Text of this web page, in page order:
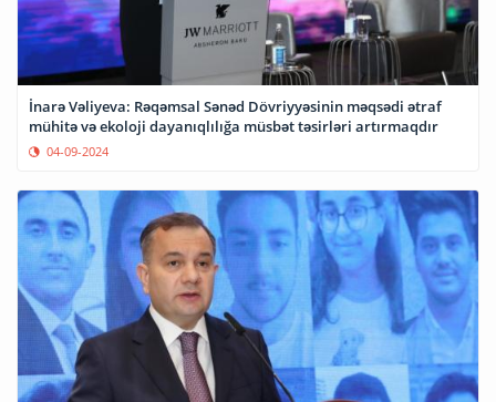
İnarə Vəliyeva: Rəqəmsal Sənəd Dövriyyəsinin məqsədi ətraf
mühitə və ekoloji dayanıqlılığa müsbət təsirləri artırmaqdır
04-09-2024